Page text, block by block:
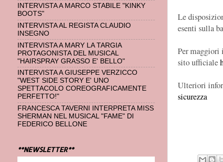
Le
esenti sulla
Per
sito ufficiale
Ulteriori
sicurezza
INTERVISTA A MARCO STABILE "KINKY
BOOTS"
INTERVISTA AL REGISTA CLAUDIO
INSEGNO
INTERVISTA A MARY LA TARGIA
PROTAGONISTA DEL MUSICAL
"HAIRSPRAY GRASSO E' BELLO"
INTERVISTA A GIUSEPPE VERZICCO
"WEST SIDE STORY E' UNO
SPETTACOLO COREOGRAFICAMENTE
PERFETTO!"
FRANCESCA TAVERNI INTERPRETA MISS
SHERMAN NEL MUSICAL "FAME" DI
FEDERICO BELLONE
**NEWSLETTER**